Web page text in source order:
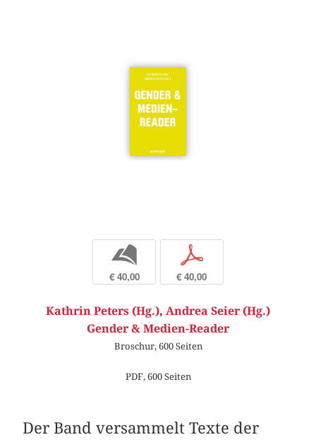
b
€ 40,00
p
€ 40,00
Kathrin Peters (Hg.), Andrea Seier (Hg.)
Gender & Medien-Reader
Broschur, 600 Seiten
PDF, 600 Seiten
Der Band versammelt Texte der